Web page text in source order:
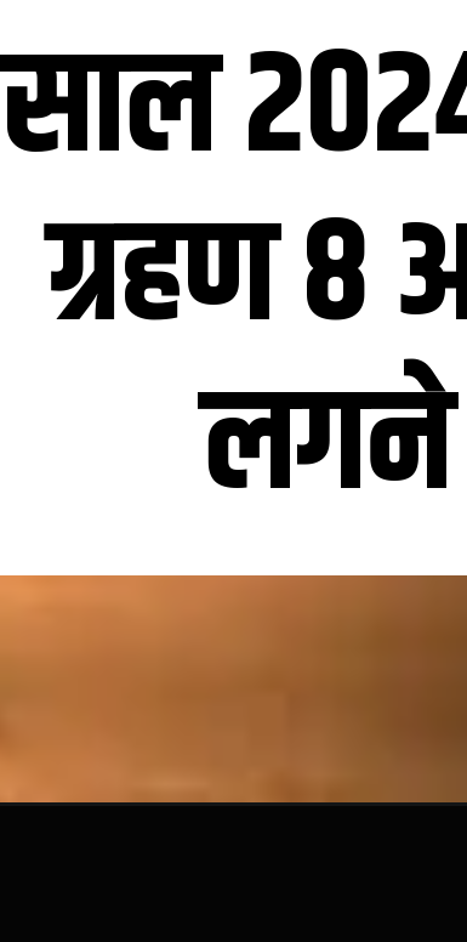
साल
ग्रहण 8
लगने